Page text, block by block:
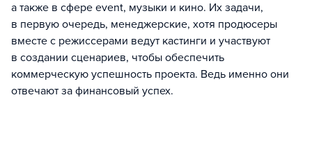
а также в сфере event, музыки и кино. Их задачи,
в первую очередь, менеджерские, хотя продюсеры
вместе с режиссерами ведут кастинги и участвуют
в создании сценариев, чтобы обеспечить
коммерческую успешность проекта. Ведь именно они
отвечают за финансовый успех.